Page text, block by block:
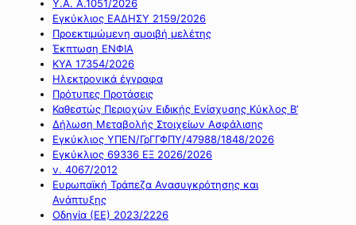
Υ.Α. Α.1051/2026
Εγκύκλιος ΕΑΔΗΣΥ 2159/2026
Προεκτιμώμενη αμοιβή μελέτης
Έκπτωση ΕΝΦΙΑ
ΚΥΑ 17354/2026
Ηλεκτρονικά έγγραφα
Πρότυπες Προτάσεις
Καθεστώς Περιοχών Ειδικής Ενίσχυσης Κύκλος Β’
Δήλωση Μεταβολής Στοιχείων Ασφάλισης
Εγκύκλιος ΥΠΕΝ/ΓρΓΓΦΠΥ/47988/1848/2026
Εγκύκλιος 69336 ΕΞ 2026/2026
ν. 4067/2012
Ευρωπαϊκή Τράπεζα Ανασυγκρότησης και
Ανάπτυξης
Οδηγία (ΕΕ) 2023/2226